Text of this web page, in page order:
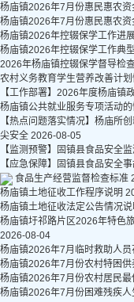
杨庙镇2026年7月份惠民惠农资
杨庙镇2026年7月份惠民惠农
杨庙镇2026年控辍保学工作进
杨庙镇2026年控辍保学工作典
2026年杨庙镇控辍保学督导检
农村义务教育学生营养改善计
【工作部署】2026年度杨庙镇
杨庙镇公共就业服务专项活动
【热点问题落实情况】杨庙所
尖安全 2026-08-05
【监测预警】固镇县食品安全
【应急保障】固镇县食品安全
食品生产经营监督检查标准
杨庙镇土地征收工作程序说明
杨庙镇土地征收法定公告情况说
杨庙镇圩祁路片区2026年特色
2026-08-04
杨庙镇2026年7月临时救助人
杨庙镇2026年7月份农村特困供
杨庙镇2026年7月份农村居民
杨庙镇2026年7月份困难残疾